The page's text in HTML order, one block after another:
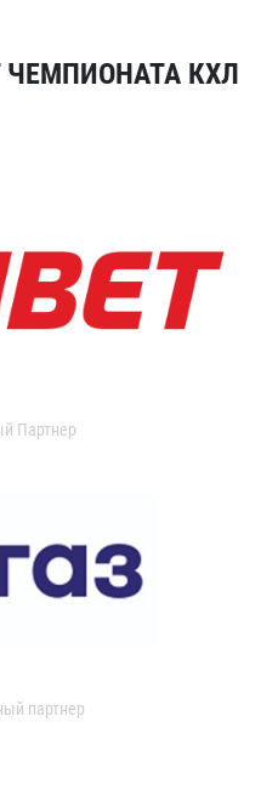
КХЛ
Партнер
партнер